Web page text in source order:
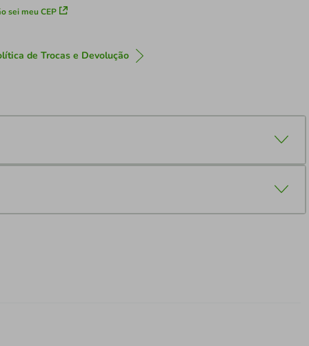
sei meu CEP
de Trocas e Devolução